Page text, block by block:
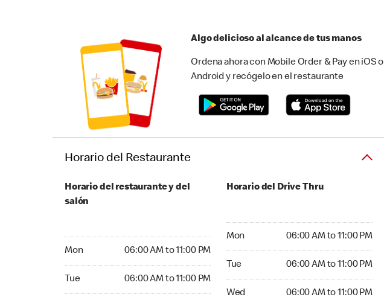
Algo delicioso al alcance de tus manos
Ordena ahora con Mobile Order & Pay en iOS o
Android y recógelo en el restaurante
Horario del Restaurante
Horario del restaurante y del
salón
Mon 06:00 AM to 11:00 PM
Tue 06:00 AM to 11:00 PM
Horario del Drive Thru
Mon 06:00 AM to 11:00 PM
Tue 06:00 AM to 11:00 PM
Wed 06:00 AM to 11:00 PM